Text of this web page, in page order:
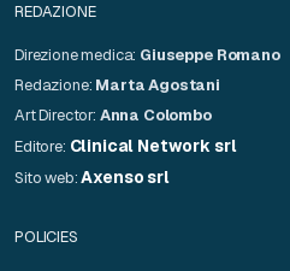
REDAZIONE
Direzione medica: Giuseppe Romano
Redazione: Marta Agostani
Art Director: Anna Colombo
Editore: Clinical Network srl
Sito web:Axenso srl
POLICIES